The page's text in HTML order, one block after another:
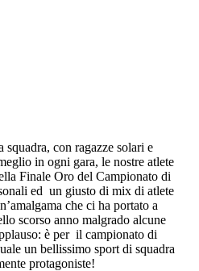
con ragazze solari e
in ogni gara, le nostre atlete
Finale Oro del Campionato di
ed un giusto di mix di atlete
che ci ha portato a
scorso anno malgrado alcune
è per il campionato di
un bellissimo sport di squadra
protagoniste!